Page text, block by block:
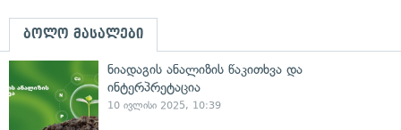
ბოლო მასალები
ნიადაგის ანალიზის წაკითხვა და
ინტერპრეტაცია
10 ივლისი 2025, 10:39